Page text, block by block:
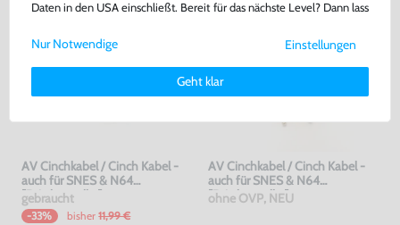
AV Cinchkabel / Cinch Kabel -
auch für SNES & N64
[Dritthersteller]
gebraucht
-33% bisher 11,99 €
AV Cinchkabel / Cinch Kabel -
auch für SNES & N64
[Dritthersteller]
ohne OVP, NEU
Daten in den USA einschließt. Bereit für das nächste Level? Dann lass
Weitere Informationen zu den von uns verwendeten Cookies und
Deinen Rechten als Nutzer findest Du in unsererDaten­schutz­
Impressum.
Einstellungen
Geht klar
Nur Notwendige